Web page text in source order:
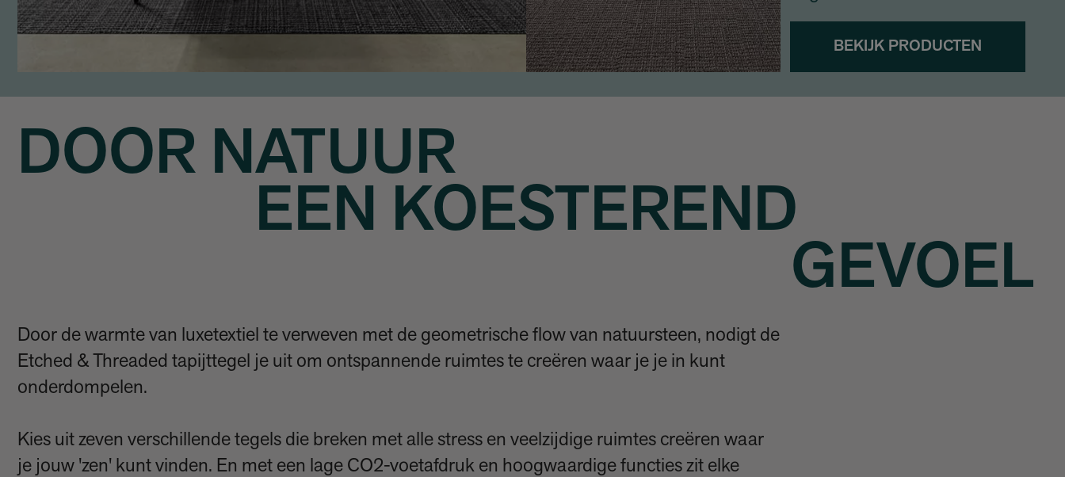
BEKIJK PRODUCTEN
DOOR NATUUR
EEN KOESTEREND
GEVOEL
Door de warmte van luxetextiel te verweven met de geometrische flow van natuursteen, nodigt de
Etched & Threaded tapijttegel je uit om ontspannende ruimtes te creëren waar je je in kunt
onderdompelen.
Kies uit zeven verschillende tegels die breken met alle stress en veelzijdige ruimtes creëren waar
je jouw 'zen' kunt vinden. En met een lage CO2-voetafdruk en hoogwaardige functies zit elke